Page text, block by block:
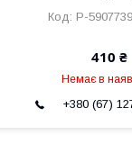
P-
410 ₴
Немає в
+380 (67)